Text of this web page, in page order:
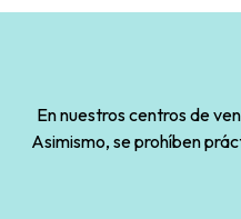
En nuestros centros de
Asimismo, se prohíben